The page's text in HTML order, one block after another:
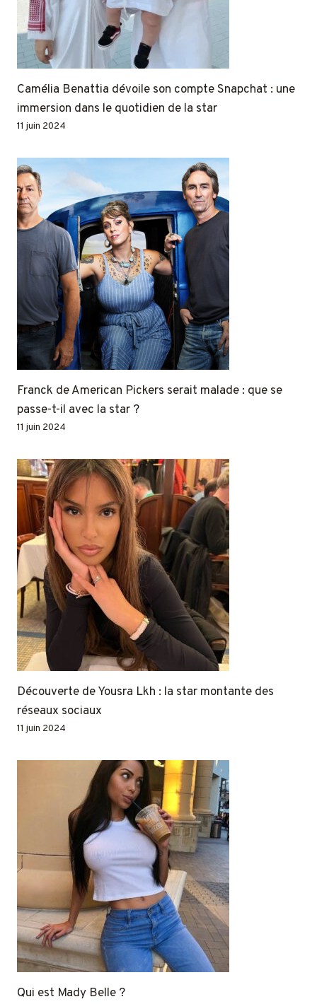
Camélia Benattia dévoile son compte Snapchat : une
immersion dans le quotidien de la star
11 juin 2024
Franck de American Pickers serait malade : que se
passe-t-il avec la star ?
11 juin 2024
Découverte de Yousra Lkh : la star montante des
réseaux sociaux
11 juin 2024
Qui est Mady Belle ?